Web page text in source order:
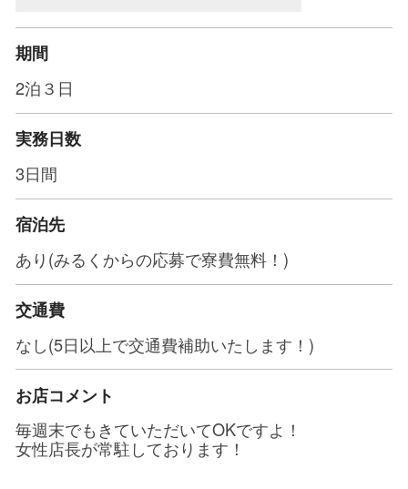
期間
2泊３日
実務日数
3日間
宿泊先
あり(みるくからの応募で寮費無料！)
交通費
なし(5日以上で交通費補助いたします！)
お店コメント
毎週末でもきていただいてOKですよ！
女性店長が常駐しております！